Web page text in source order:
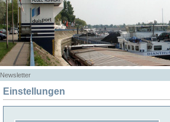
Newsletter
Einstellungen